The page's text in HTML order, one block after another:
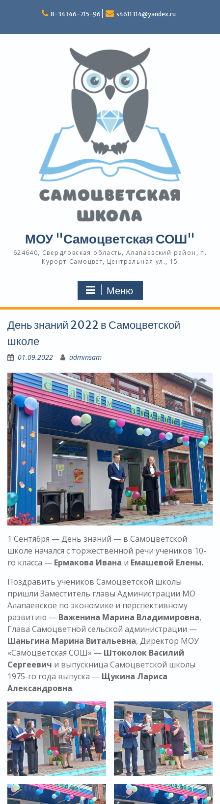
8-34346-715-96 s4611314@yandex.ru
МОУ "Самоцветская СОШ"
624640, Свердловская область, Алапаевский район, п.
Курорт-Самоцвет, Центральная ул., 15
Меню
День знаний 2022 в Самоцветской
школе
01.09.2022 adminsam
1 Сентября — День знаний — в Самоцветской
школе начался с торжественной речи учеников 10-
го класса — Ермакова Ивана и Емашевой Елены.
Поздравить учеников Самоцветской школы
пришли Заместитель главы Администрации МО
Алапаевское по экономике и перспективному
развитию — Важенина Марина Владимировна,
Глава Самоцветной сельской администрации —
Шаньгина Марина Витальевна, Директор МОУ
«Самоцветская СОШ» — Штоколок Василий
Сергеевич и выпускница Самоцветской школы
1975-го года выпуска — Щукина Лариса
Александровна.